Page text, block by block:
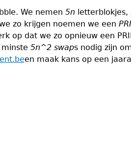
We nemen 5n
zo krijgen noemen we een
op dat we zo opnieuw een
5n^2 swaps nodig zijn
en maak kans op een